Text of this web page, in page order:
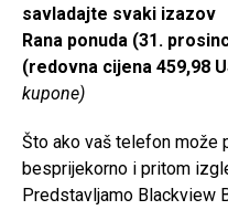
savladajte svaki izazov
Rana ponuda (31.
(redovna cijena 459,98
kupone)
Što ako vaš telefon može
besprijekorno i pritom
Predstavljamo Blackview